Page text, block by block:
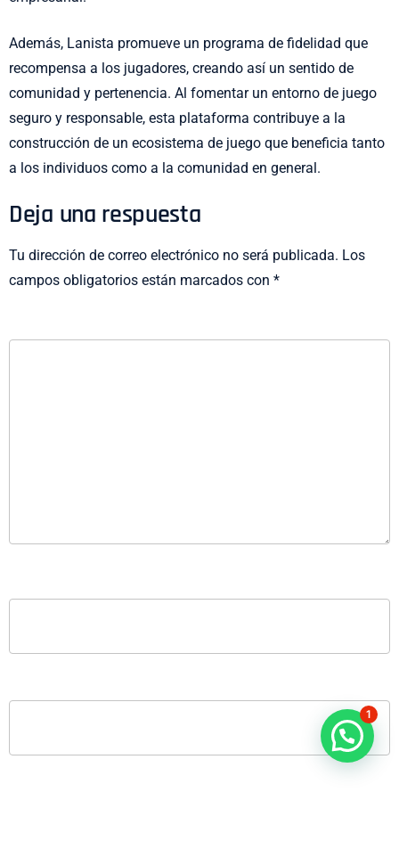
Además, Lanista promueve un programa de fidelidad que
recompensa a los jugadores, creando así un sentido de
comunidad y pertenencia. Al fomentar un entorno de juego
seguro y responsable, esta plataforma contribuye a la
construcción de un ecosistema de juego que beneficia tanto
a los individuos como a la comunidad en general.
Deja una respuesta
Tu dirección de correo electrónico no será publicada. Los
campos obligatorios están marcados con *
1